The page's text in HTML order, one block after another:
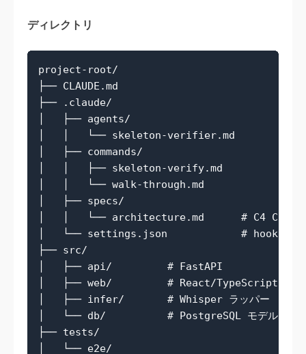
ディレクトリ
project-root/
├── CLAUDE.md
├── .claude/
│   ├── agents/
│   │   └── skeleton-verifier.md
│   ├── commands/
│   │   ├── skeleton-verify.md
│   │   └── walk-through.md
│   ├── specs/
│   │   └── architecture.md      # C4
│   └── settings.json            # hooks 定
├── src/
│   ├── api/         # FastAPI
│   ├── web/         # React/TypeScript
│   ├── infer/       # Whisper ラッパー
│   └── db/          # PostgreSQL モデル
├── tests/
│   └── e2e/